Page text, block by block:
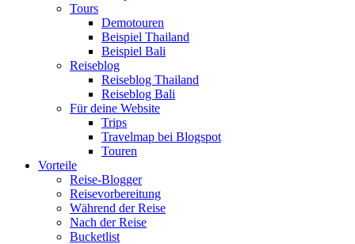
Tours
Demotouren
Beispiel Thailand
Beispiel Bali
Reiseblog
Reiseblog Thailand
Reiseblog Bali
Für deine Website
Trips
Travelmap bei Blogspot
Touren
Vorteile
Reise-Blogger
Reisevorbereitung
Während der Reise
Nach der Reise
Bucketlist